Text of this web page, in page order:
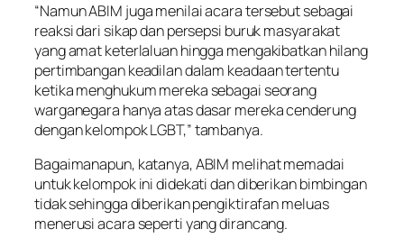
“Namun ABIM juga menilai acara tersebut sebagai
reaksi dari sikap dan persepsi buruk masyarakat
yang amat keterlaluan hingga mengakibatkan hilang
pertimbangan keadilan dalam keadaan tertentu
ketika menghukum mereka sebagai seorang
warganegara hanya atas dasar mereka cenderung
dengan kelompok LGBT,” tambanya.
Bagaimanapun, katanya, ABIM melihat memadai
untuk kelompok ini didekati dan diberikan bimbingan
tidak sehingga diberikan pengiktirafan meluas
menerusi acara seperti yang dirancang.